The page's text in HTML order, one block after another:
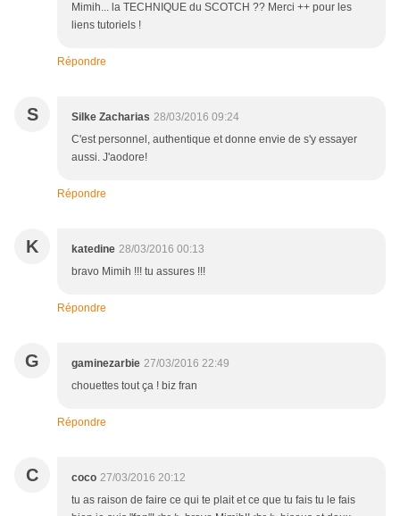
Mimih... la TECHNIQUE du SCOTCH ?? Merci ++ pour les
liens tutoriels !
Répondre
S Silke Zacharias 28/03/2016 09:24
C'est personnel, authentique et donne envie de s'y essayer
aussi. J'aodore!
Répondre
K katedine 28/03/2016 00:13
bravo Mimih !!! tu assures !!!
Répondre
G gaminezarbie 27/03/2016 22:49
chouettes tout ça ! biz fran
Répondre
C coco 27/03/2016 20:12
tu as raison de faire ce qui te plait et ce que tu fais tu le fais